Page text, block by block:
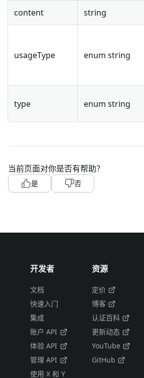
content string
usageType enum string
type enum string
当前页面对你是否有帮助？
是 否
开发者
文档
快速入门
集成
账户 API
体验 API
管理 API
使用 X 和 Y
资源
定价
博客
认证百科
更新动态
YouTube
GitHub